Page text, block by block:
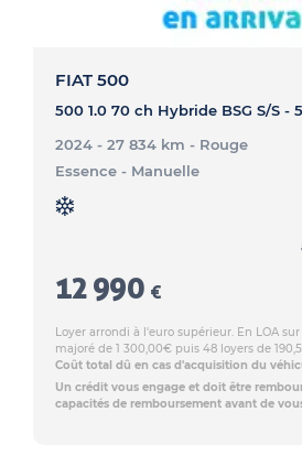
FIAT 500
2024 - 27 834 km - Rouge
Essence - Manuelle
12 990 €
Loyer arrondi à l'euro supérieur. En LOA
majoré de 1 300,00€ puis 48 loyers de
Coût total dû en cas d'acquisition du
Un crédit vous engage et doit être
capacités de remboursement avant de